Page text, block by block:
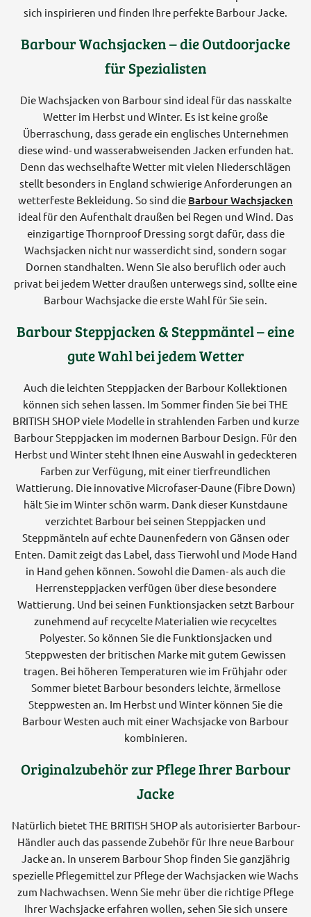
sich inspirieren und finden Ihre perfekte Barbour Jacke.
Barbour Wachsjacken – die Outdoorjacke
für Spezialisten
Die Wachsjacken von Barbour sind ideal für das nasskalte
Wetter im Herbst und Winter. Es ist keine große
Überraschung, dass gerade ein englisches Unternehmen
diese wind- und wasserabweisenden Jacken erfunden hat.
Denn das wechselhafte Wetter mit vielen Niederschlägen
stellt besonders in England schwierige Anforderungen an
wetterfeste Bekleidung. So sind die Barbour Wachsjacken
ideal für den Aufenthalt draußen bei Regen und Wind. Das
einzigartige Thornproof Dressing sorgt dafür, dass die
Wachsjacken nicht nur wasserdicht sind, sondern sogar
Dornen standhalten. Wenn Sie also beruflich oder auch
privat bei jedem Wetter draußen unterwegs sind, sollte eine
Barbour Wachsjacke die erste Wahl für Sie sein.
Barbour Steppjacken & Steppmäntel – eine
gute Wahl bei jedem Wetter
Auch die leichten Steppjacken der Barbour Kollektionen
können sich sehen lassen. Im Sommer finden Sie bei THE
BRITISH SHOP viele Modelle in strahlenden Farben und kurze
Barbour Steppjacken im modernen Barbour Design. Für den
Herbst und Winter steht Ihnen eine Auswahl in gedeckteren
Farben zur Verfügung, mit einer tierfreundlichen
Wattierung. Die innovative Microfaser-Daune (Fibre Down)
hält Sie im Winter schön warm. Dank dieser Kunstdaune
verzichtet Barbour bei seinen Steppjacken und
Steppmänteln auf echte Daunenfedern von Gänsen oder
Enten. Damit zeigt das Label, dass Tierwohl und Mode Hand
in Hand gehen können. Sowohl die Damen- als auch die
Herrensteppjacken verfügen über diese besondere
Wattierung. Und bei seinen Funktionsjacken setzt Barbour
zunehmend auf recycelte Materialien wie recyceltes
Polyester. So können Sie die Funktionsjacken und
Steppwesten der britischen Marke mit gutem Gewissen
tragen. Bei höheren Temperaturen wie im Frühjahr oder
Sommer bietet Barbour besonders leichte, ärmellose
Steppwesten an. Im Herbst und Winter können Sie die
Barbour Westen auch mit einer Wachsjacke von Barbour
kombinieren.
Originalzubehör zur Pflege Ihrer Barbour
Jacke
Natürlich bietet THE BRITISH SHOP als autorisierter Barbour-
Händler auch das passende Zubehör für Ihre neue Barbour
Jacke an. In unserem Barbour Shop finden Sie ganzjährig
spezielle Pflegemittel zur Pflege der Wachsjacken wie Wachs
zum Nachwachsen. Wenn Sie mehr über die richtige Pflege
Ihrer Wachsjacke erfahren wollen, sehen Sie sich unsere